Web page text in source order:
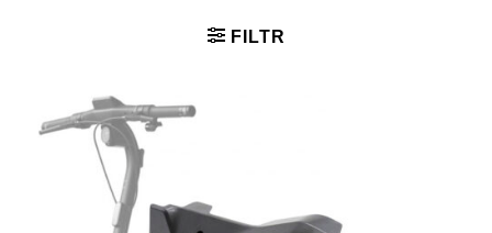
FILTR